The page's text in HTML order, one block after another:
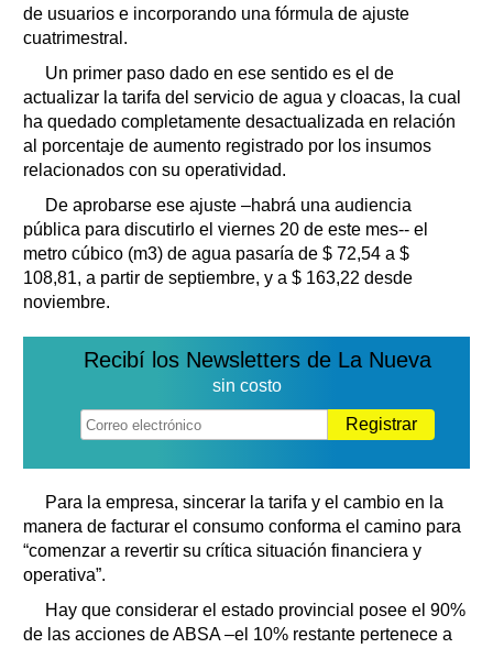
Edictos
de usuarios e incorporando una fórmula de ajuste
cuatrimestral.
Un primer paso dado en ese sentido es el de
actualizar la tarifa del servicio de agua y cloacas, la cual
ha quedado completamente desactualizada en relación
al porcentaje de aumento registrado por los insumos
relacionados con su operatividad.
De aprobarse ese ajuste –habrá una audiencia
pública para discutirlo el viernes 20 de este mes-- el
metro cúbico (m3) de agua pasaría de $ 72,54 a $
108,81, a partir de septiembre, y a $ 163,22 desde
noviembre.
Recibí los Newsletters de La Nueva
sin costo
Registrar
Para la empresa, sincerar la tarifa y el cambio en la
manera de facturar el consumo conforma el camino para
“comenzar a revertir su crítica situación financiera y
operativa”.
Hay que considerar el estado provincial posee el 90%
de las acciones de ABSA –el 10% restante pertenece a